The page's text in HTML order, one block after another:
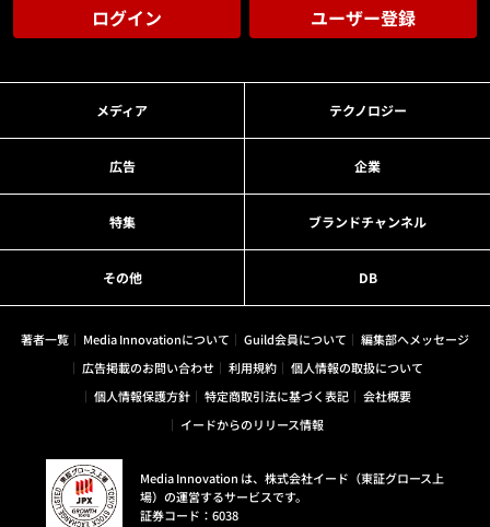
ログイン ユーザー登録
メディア テクノロジー
広告 企業
特集 ブランドチャンネル
その他 DB
著者一覧 Media Innovationについて Guild会員について
編集部へメッセージ
広告掲載のお問い合わせ
利用規約
個人情報の取扱について
個人情報保護方針
特定商取引法に基づく表記
会社概要
イードからのリリース情報
Media Innovation は、株式会社イード（東証グロース上
場）の運営するサービスです。
証券コード：6038